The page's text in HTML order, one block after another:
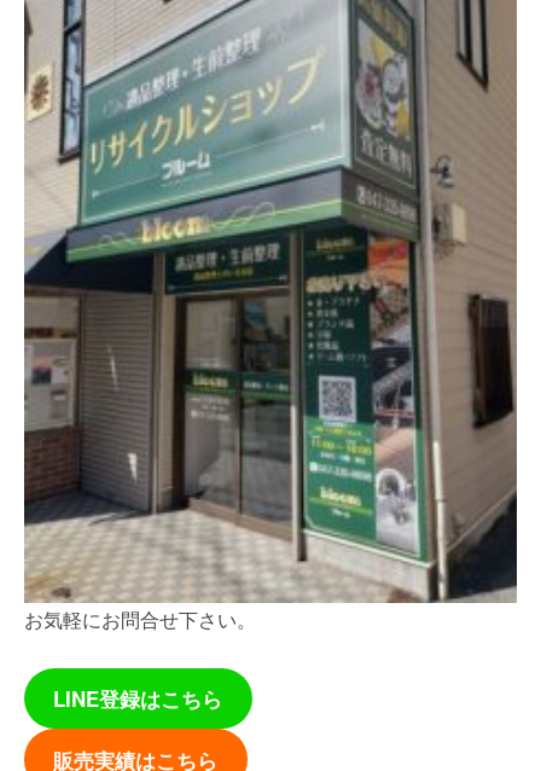
お気軽にお問合せ下さい。
LINE登録はこちら
販売実績はこちら